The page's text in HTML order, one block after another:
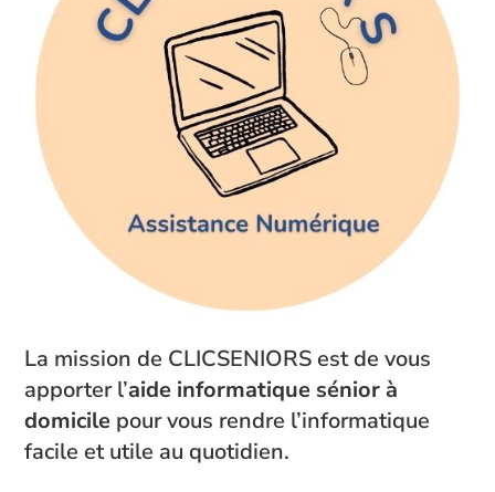
La mission de CLICSENIORS est de vous
apporter l’aide informatique sénior à
domicile pour vous rendre l’informatique
facile et utile au quotidien.